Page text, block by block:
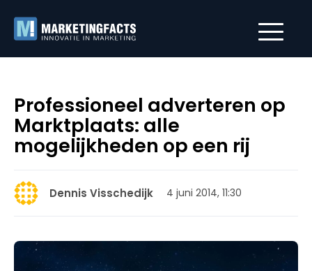
Professioneel adverteren op
Marktplaats: alle
mogelijkheden op een rij
Dennis Visschedijk 4 juni 2014, 11:30